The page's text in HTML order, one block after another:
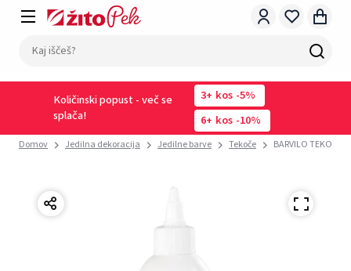
Količinski popust - več se
splača!
3 kos -5%
6
kos -10%
Domov Jedilna dekoracija Jedilne barve Tekoče BARVILO TEKOČE